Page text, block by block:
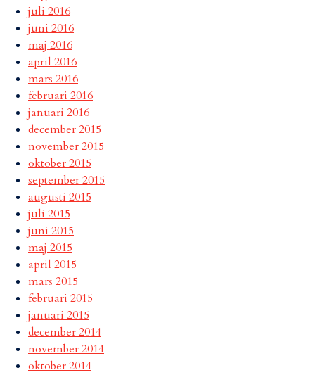
juli 2016
juni 2016
maj 2016
april 2016
mars 2016
februari 2016
januari 2016
december 2015
november 2015
oktober 2015
september 2015
augusti 2015
juli 2015
juni 2015
maj 2015
april 2015
mars 2015
februari 2015
januari 2015
december 2014
november 2014
oktober 2014